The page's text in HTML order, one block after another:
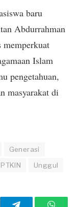
baru
Abdurrahman
Islam
pengetahuan,
masyarakat di
Generasi
Unggul